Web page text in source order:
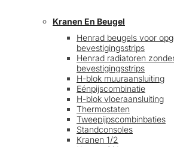
Kranen En Beugel
Henrad beugels voor
bevestigingsstrips
Henrad radiatoren
bevestigingsstrips
H-blok muuraansluiting
Eénpijscombinatie
H-blok vloeraansluiting
Thermostaten
Tweepijpscombinbaties
Standconsoles
Kranen 1/2